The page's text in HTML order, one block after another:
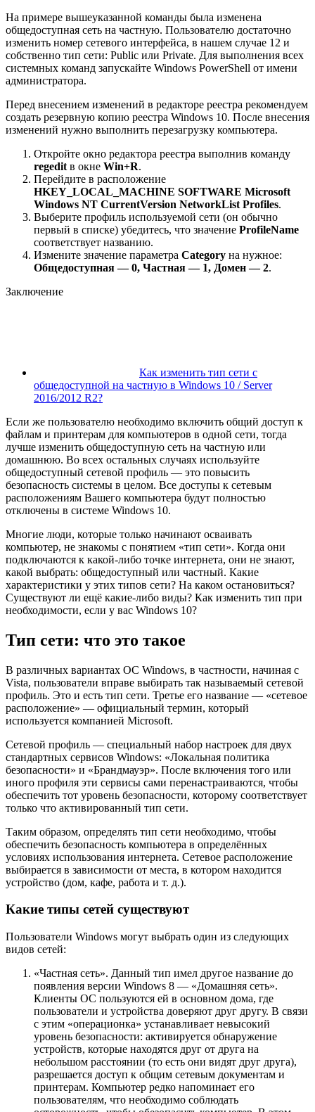
На примере вышеуказанной команды была изменена
общедоступная сеть на частную. Пользователю достаточно
изменить номер сетевого интерфейса, в нашем случае 12 и
собственно тип сети: Public или Private. Для выполнения всех
системных команд запускайте Windows PowerShell от имени
администратора.
Перед внесением изменений в редакторе реестра рекомендуем
создать резервную копию реестра Windows 10. После внесения
изменений нужно выполнить перезагрузку компьютера.
Откройте окно редактора реестра выполнив команду
regedit в окне Win+R.
Перейдите в расположение
HKEY_LOCAL_MACHINE SOFTWARE Microsoft
Windows NT CurrentVersion NetworkList Profiles.
Выберите профиль используемой сети (он обычно
первый в списке) убедитесь, что значение ProfileName
соответствует названию.
Измените значение параметра Category на нужное:
Общедоступная — 0, Частная — 1, Домен — 2.
Заключение
Как изменить тип сети с
общедоступной на частную в Windows 10 / Server
2016/2012 R2?
Если же пользователю необходимо включить общий доступ к
файлам и принтерам для компьютеров в одной сети, тогда
лучше изменить общедоступную сеть на частную или
домашнюю. Во всех остальных случаях используйте
общедоступный сетевой профиль — это повысить
безопасность системы в целом. Все доступы к сетевым
расположениям Вашего компьютера будут полностью
отключены в системе Windows 10.
Многие люди, которые только начинают осваивать
компьютер, не знакомы с понятием «тип сети». Когда они
подключаются к какой-либо точке интернета, они не знают,
какой выбрать: общедоступный или частный. Какие
характеристики у этих типов сети? На каком остановиться?
Существуют ли ещё какие-либо виды? Как изменить тип при
необходимости, если у вас Windows 10?
Тип сети: что это такое
В различных вариантах ОС Windows, в частности, начиная с
Vista, пользователи вправе выбирать так называемый сетевой
профиль. Это и есть тип сети. Третье его название — «сетевое
расположение» — официальный термин, который
используется компанией Microsoft.
Сетевой профиль — специальный набор настроек для двух
стандартных сервисов Windows: «Локальная политика
безопасности» и «Брандмауэр». После включения того или
иного профиля эти сервисы сами перенастраиваются, чтобы
обеспечить тот уровень безопасности, которому соответствует
только что активированный тип сети.
Таким образом, определять тип сети необходимо, чтобы
обеспечить безопасность компьютера в определённых
условиях использования интернета. Сетевое расположение
выбирается в зависимости от места, в котором находится
устройство (дом, кафе, работа и т. д.).
Какие типы сетей существуют
Пользователи Windows могут выбрать один из следующих
видов сетей:
«Частная сеть». Данный тип имел другое название до
появления версии Windows 8 — «Домашняя сеть».
Клиенты ОС пользуются ей в основном дома, где
пользователи и устройства доверяют друг другу. В связи
с этим «операционка» устанавливает невысокий
уровень безопасности: активируется обнаружение
устройств, которые находятся друг от друга на
небольшом расстоянии (то есть они видят друг друга),
разрешается доступ к общим сетевым документам и
принтерам. Компьютер редко напоминает его
пользователям, что необходимо соблюдать